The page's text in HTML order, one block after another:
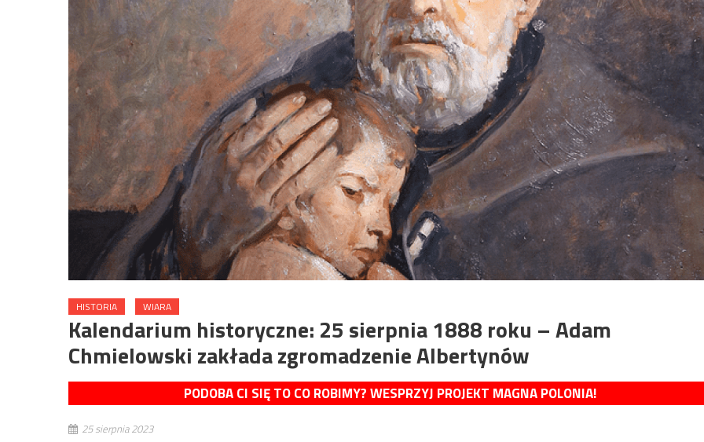
HISTORIA WIARA
Kalendarium historyczne: 25 sierpnia 1888 roku – Adam
Chmielowski zakłada zgromadzenie Albertynów
PODOBA CI SIĘ TO CO ROBIMY? WESPRZYJ PROJEKT MAGNA POLONIA!
25 sierpnia 2023